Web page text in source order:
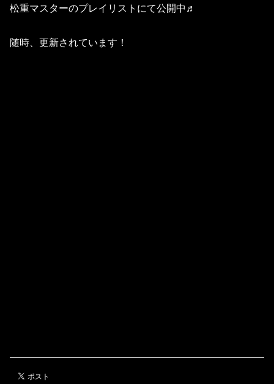
松重マスターのプレイリストにて公開中♬
随時、更新されています！